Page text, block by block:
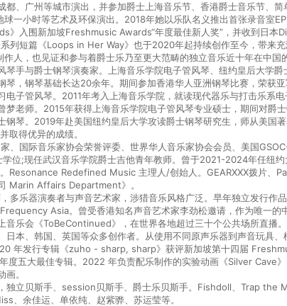
都、广州等城市演出，并参加爵士上海音乐节、香港爵士音乐节、
球一小时等艺术及环保演出。2018年她以乐队名义推出首张录音室
》入围新加坡Freshmusic Awards“年度最佳新人奖”，并收到日本
列短篇《Loops in Her Way》也于2020年起持续创作至今，带来
人，也见证和参与着爵士乐乃至更大范畴的独立音乐近十年在中国
琴手与爵士钢琴演奏家。上海音乐学院电子管风琴、纽约皇后大学
琴，钢琴基础长达20余年。期间参加香港华人亚洲钢琴比赛，荣获
电子管风琴。2011年考入上海音乐学院，就读现代器乐与打击乐系
梦老师。2015年获得上海音乐学院电子管风琴专业硕士，期间对爵
钢琴。2019年赴美国纽约皇后大学攻读爵士钢琴研究生，师从美国
得优异的成绩。
、国际音乐家协会荣誉评委、世界华人音乐家协会会员、美国
学位;现任武汉音乐学院爵士吉他⻘年教师。曾于2021-2024年任纽
Redefined Music 主理人/创始人。GEARXXX拨片、
Marin Affairs Department》。
多乐器演奏者与声音艺术家，涉猎音乐风格广泛。早年独立发行作
Asia。曾受香港知名声音艺术家李劲松邀请，作为唯一
乐会《ToBeContinued》，在世界各地超过三十个公共场所直播
日本、韩国、英国等众多创作者。从使用不同原声乐器到声音玩具
年发行专辑《zuho - sharp, sharp》获评新加坡第十四届
度五大最佳专辑。2022 年负责配乐制作的实验动画《Silver Cave
。
独立贝斯手、session贝斯手、爵士乐贝斯手。Fishdoll、Trap the
、余佳运、单依纯、赵紫骅、苏运莹等。